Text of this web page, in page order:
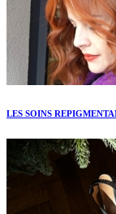
LES SOINS